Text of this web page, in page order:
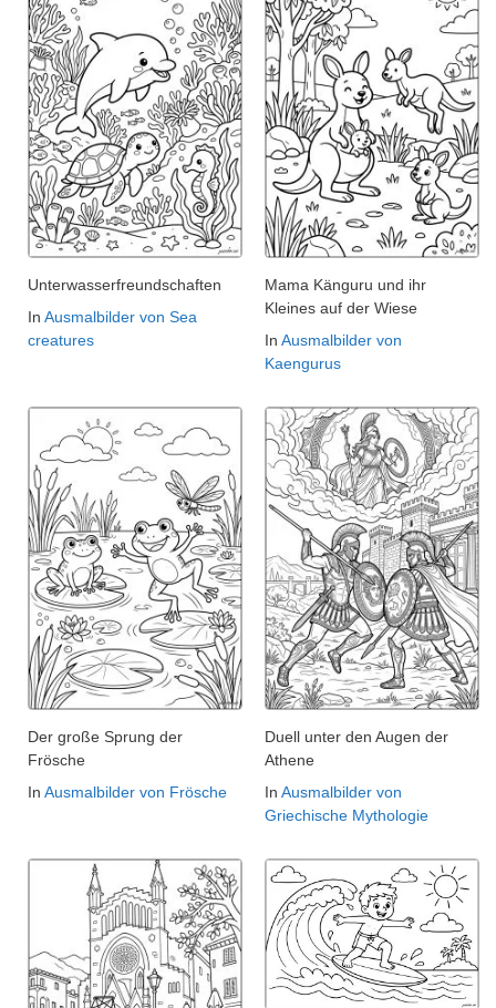
Unterwasserfreundschaften
In Ausmalbilder von Sea
creatures
Mama Känguru und ihr
Kleines auf der Wiese
In Ausmalbilder von
Kaengurus
Der große Sprung der
Frösche
In Ausmalbilder von Frösche
Duell unter den Augen der
Athene
In Ausmalbilder von
Griechische Mythologie